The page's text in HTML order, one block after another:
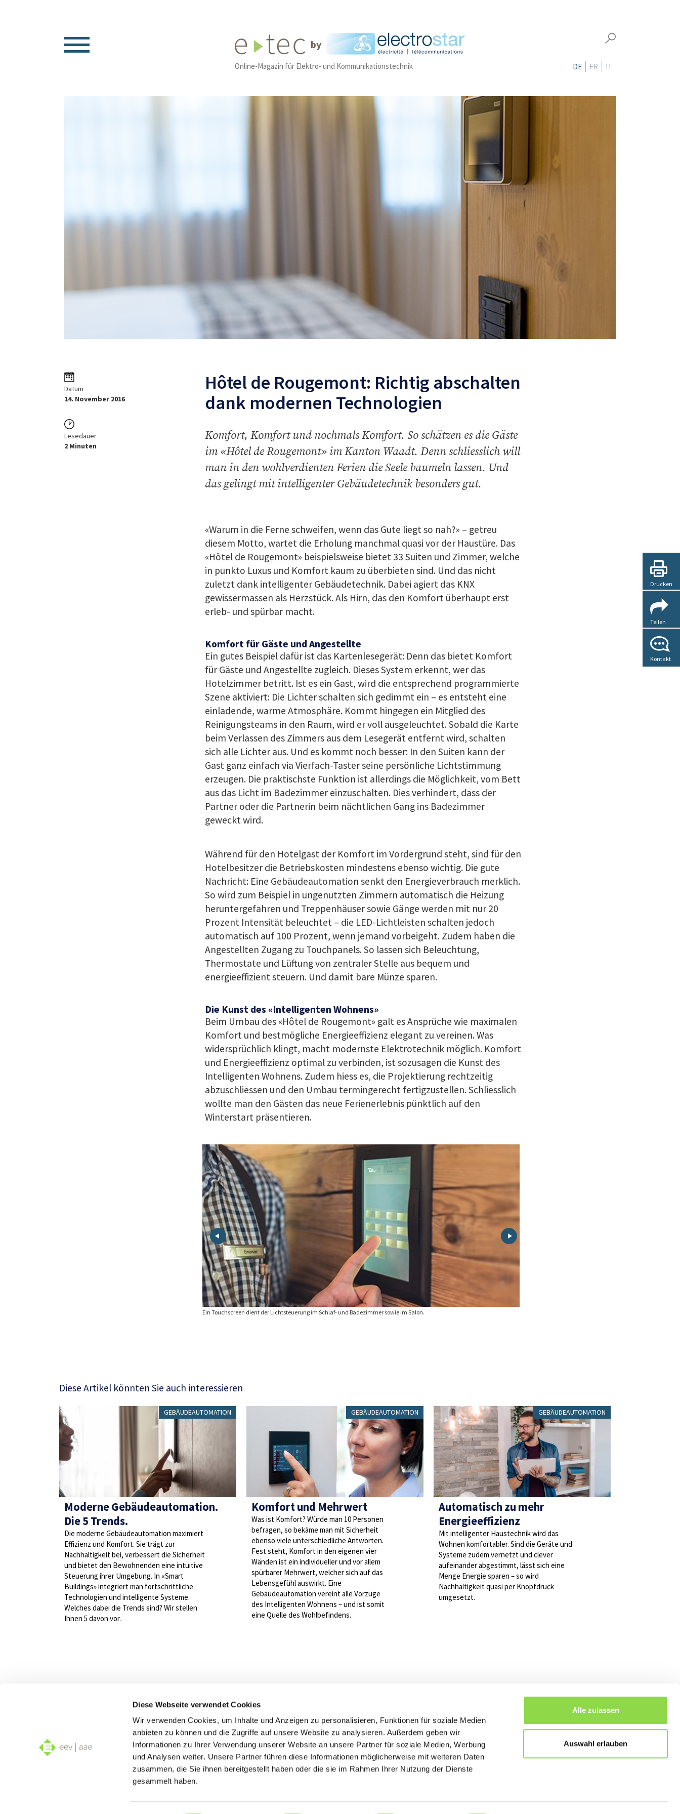
Diese Webseite verwendet Cookies
Wir verwenden Cookies, um Inhalte und Anzeigen zu personalisieren, Funktionen für soziale Medien
anbieten zu können und die Zugriffe auf unsere Website zu analysieren. Außerdem geben wir
Informationen zu Ihrer Verwendung unserer Website an unsere Partner für soziale Medien, Werbung
und Analysen weiter. Unsere Partner führen diese Informationen möglicherweise mit weiteren Daten
zusammen, die Sie ihnen bereitgestellt haben oder die sie im Rahmen Ihrer Nutzung der Dienste
gesammelt haben.
Alle zulassen
Auswahl erlauben
Drucken
Teilen
Kontakt
by
Online-Magazin für Elektro- und Kommunikationstechnik DE FR IT
Datum
14. November 2016
Lesedauer
2 Minuten
Hôtel de Rougemont: Richtig abschalten
dank modernen Technologien
Komfort, Komfort und nochmals Komfort. So schätzen es die Gäste
im «Hôtel de Rougemont» im Kanton Waadt. Denn schliesslich will
man in den wohlverdienten Ferien die Seele baumeln lassen. Und
das gelingt mit intelligenter Gebäudetechnik besonders gut.
«Warum in die Ferne schweifen, wenn das Gute liegt so nah?» – getreu
diesem Motto, wartet die Erholung manchmal quasi vor der Haustüre. Das
«Hôtel de Rougemont» beispielsweise bietet 33 Suiten und Zimmer, welche
in punkto Luxus und Komfort kaum zu überbieten sind. Und das nicht
zuletzt dank intelligenter Gebäudetechnik. Dabei agiert das KNX
gewissermassen als Herzstück. Als Hirn, das den Komfort überhaupt erst
erleb- und spürbar macht.
Komfort für Gäste und Angestellte
Ein gutes Beispiel dafür ist das Kartenlesegerät: Denn das bietet Komfort
für Gäste und Angestellte zugleich. Dieses System erkennt, wer das
Hotelzimmer betritt. Ist es ein Gast, wird die entsprechend programmierte
Szene aktiviert: Die Lichter schalten sich gedimmt ein – es entsteht eine
einladende, warme Atmosphäre. Kommt hingegen ein Mitglied des
Reinigungsteams in den Raum, wird er voll ausgeleuchtet. Sobald die Karte
beim Verlassen des Zimmers aus dem Lesegerät entfernt wird, schalten
sich alle Lichter aus. Und es kommt noch besser: In den Suiten kann der
Gast ganz einfach via Vierfach-Taster seine persönliche Lichtstimmung
erzeugen. Die praktischste Funktion ist allerdings die Möglichkeit, vom Bett
aus das Licht im Badezimmer einzuschalten. Dies verhindert, dass der
Partner oder die Partnerin beim nächtlichen Gang ins Badezimmer
geweckt wird.
Während für den Hotelgast der Komfort im Vordergrund steht, sind für den
Hotelbesitzer die Betriebskosten mindestens ebenso wichtig. Die gute
Nachricht: Eine Gebäudeautomation senkt den Energieverbrauch merklich.
So wird zum Beispiel in ungenutzten Zimmern automatisch die Heizung
heruntergefahren und Treppenhäuser sowie Gänge werden mit nur 20
Prozent Intensität beleuchtet – die LED-Lichtleisten schalten jedoch
automatisch auf 100 Prozent, wenn jemand vorbeigeht. Zudem haben die
Angestellten Zugang zu Touchpanels. So lassen sich Beleuchtung,
Thermostate und Lüftung von zentraler Stelle aus bequem und
energieeffizient steuern. Und damit bare Münze sparen.
Die Kunst des «Intelligenten Wohnens»
Beim Umbau des «Hôtel de Rougemont» galt es Ansprüche wie maximalen
Komfort und bestmögliche Energieeffizienz elegant zu vereinen. Was
widersprüchlich klingt, macht modernste Elektrotechnik möglich. Komfort
und Energieeffizienz optimal zu verbinden, ist sozusagen die Kunst des
Intelligenten Wohnens. Zudem hiess es, die Projektierung rechtzeitig
abzuschliessen und den Umbau termingerecht fertigzustellen. Schliesslich
wollte man den Gästen das neue Ferienerlebnis pünktlich auf den
Winterstart präsentieren.
Ein Touchscreen dient der Lichtsteuerung im Schlaf- und Badezimmer sowie im Salon.
Diese Artikel könnten Sie auch interessieren
GEBÄUDEAUTOMATION
Moderne Gebäudeautomation.
Die 5 Trends.
Die moderne Gebäudeautomation maximiert
Effizienz und Komfort. Sie trägt zur
Nachhaltigkeit bei, verbessert die Sicherheit
und bietet den Bewohnenden eine intuitive
Steuerung ihrer Umgebung. In «Smart
Buildings» integriert man fortschrittliche
Technologien und intelligente Systeme.
Welches dabei die Trends sind? Wir stellen
Ihnen 5 davon vor.
GEBÄUDEAUTOMATION
Komfort und Mehrwert
Was ist Komfort? Würde man 10 Personen
befragen, so bekäme man mit Sicherheit
ebenso viele unterschiedliche Antworten.
Fest steht, Komfort in den eigenen vier
Wänden ist ein individueller und vor allem
spürbarer Mehrwert, welcher sich auf das
Lebensgefühl auswirkt. Eine
Gebäudeautomation vereint alle Vorzüge
des Intelligenten Wohnens – und ist somit
eine Quelle des Wohlbefindens.
GEBÄUDEAUTOMATION
Automatisch zu mehr
Energieeffizienz
Mit intelligenter Haustechnik wird das
Wohnen komfortabler. Sind die Geräte und
Systeme zudem vernetzt und clever
aufeinander abgestimmt, lässt sich eine
Menge Energie sparen – so wird
Nachhaltigkeit quasi per Knopfdruck
umgesetzt.
Wir sind gerne für Sie da
Electrostar Genève
Kontakt Zurück zur Übersicht